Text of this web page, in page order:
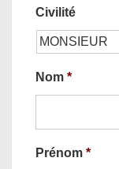
Civilité
Nom *
Prénom *